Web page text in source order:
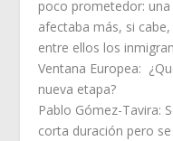
poco prometedor:
afectaba más, si
entre ellos los
Ventana Europea:
nueva etapa?
Pablo Gómez-Tavira:
corta duración pero